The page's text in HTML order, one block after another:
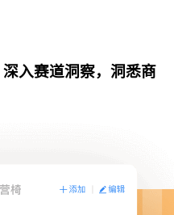
入赛道洞察，洞悉商